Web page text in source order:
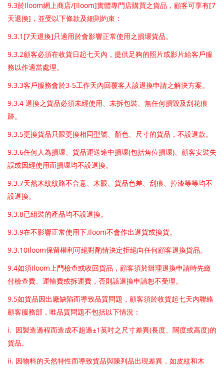
9.3於Iloom網上商店/[Iloom]實體專門店購買之貨品，顧客可享有[7
天退換] ，並受以下條款及細則約束：
9.3.1[7天退換]只適用於會影響正常使用之損壞貨品。
9.3.2顧客必須在收貨日起七天內，提供足夠的照片或影片給客戶服
務以作適當處理。
9.3.3客戶服務會於3-5工作天內回覆客人該退換申請之解決方案。
9.3.4 退換之貨品必須未經使用、未拆包裝、無任何損毀及刮花痕
跡。
9.3.5更換貨品只限更換相同型號、顏色、尺寸的貨品，不設退款。
9.3.6任何人為損壞、貨品運送途中損壞(包括角位損壞)、顧客安裝失
誤或因經使用而損壞均不設退換。
9.3.7天然木紋紋路不合意、木眼、貨品色差、刮痕、掉漆等等均不
設退換。
9.3.8已組裝的產品均不設退換。
9.3.9在不影響正常使用下,Iloom不會作出退貨或換貨。
9.3.10Iloom保留權利可絕對酌情決定拒絕向任何顧客退換貨品。
9.4如須Iloom上門檢查或收回貨品，顧客須於辦理退換申請時先繳
付檢查費、運輸費或拆運費，否則該退換申請恕不受理。
9.5如貨品因出廠缺陷而導致品質問題，顧客須於收貨起七天內聯絡
顧客服務部，唯品質問題不包括以下情況：
i. 因製造過程而造成不超過±1 英吋之尺寸差異(長度、闊度或高度)的
貨品。
ii. 因物料的天然特性而導致貨品與陳列品出現差異，如皮紋和木